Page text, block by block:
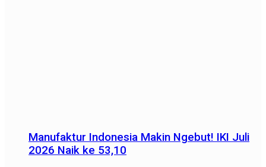
Manufaktur Indonesia Makin Ngebut! IKI Juli
2026 Naik ke 53,10